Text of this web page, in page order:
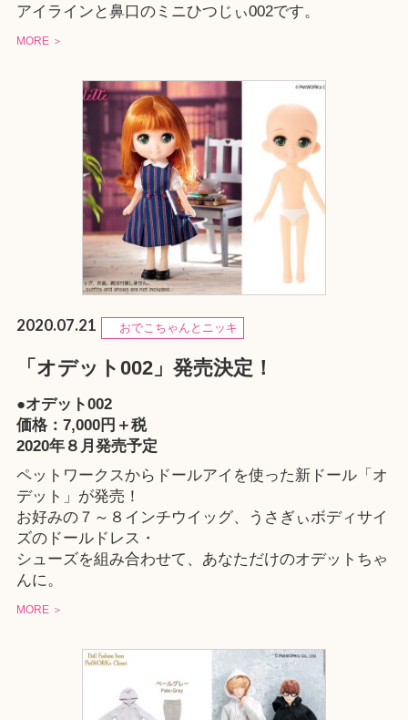
アイラインと鼻口のミニひつじぃ002です。
MORE ＞
2020.07.21 おでこちゃんとニッキ
「オデット002」発売決定！
●オデット002
価格：7,000円＋税
2020年８月発売予定
ペットワークスからドールアイを使った新ドール「オ
デット」が発売！
お好みの７～８インチウイッグ、うさぎぃボディサイ
ズのドールドレス・
シューズを組み合わせて、あなただけのオデットちゃ
んに。
MORE ＞